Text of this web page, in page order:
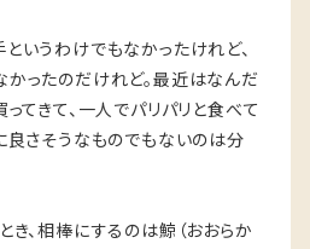
いうわけでもなかったけれど、
ったのだけれど。最近はなんだ
てきて、一人でパリパリと食べて
良さそうなものでもないのは分
き、相棒にするのは鯨（おおらか